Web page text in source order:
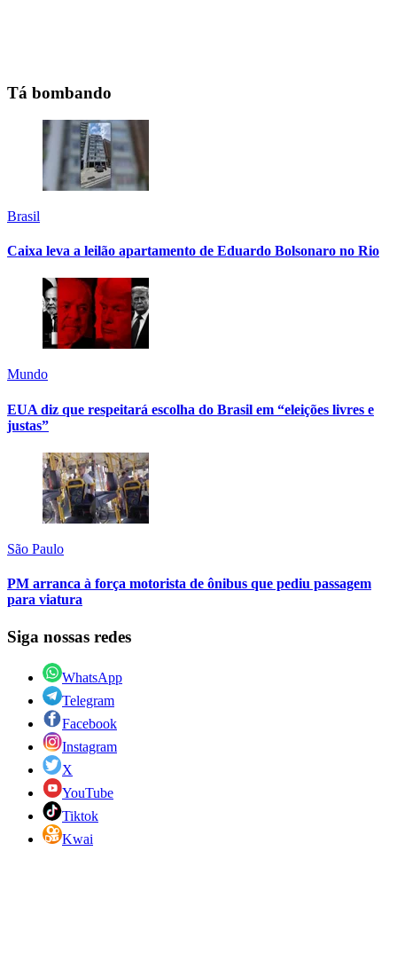
Tá bombando
Brasil
Caixa leva a leilão apartamento de Eduardo Bolsonaro no Rio
Mundo
EUA diz que respeitará escolha do Brasil em “eleições livres e
justas”
São Paulo
PM arranca à força motorista de ônibus que pediu passagem
para viatura
Siga nossas redes
WhatsApp
Telegram
Facebook
Instagram
X
YouTube
Tiktok
Kwai